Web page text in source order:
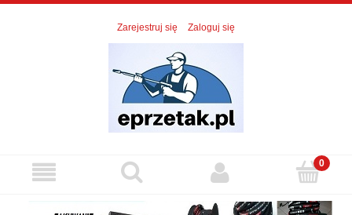
Zarejestruj się Zaloguj się